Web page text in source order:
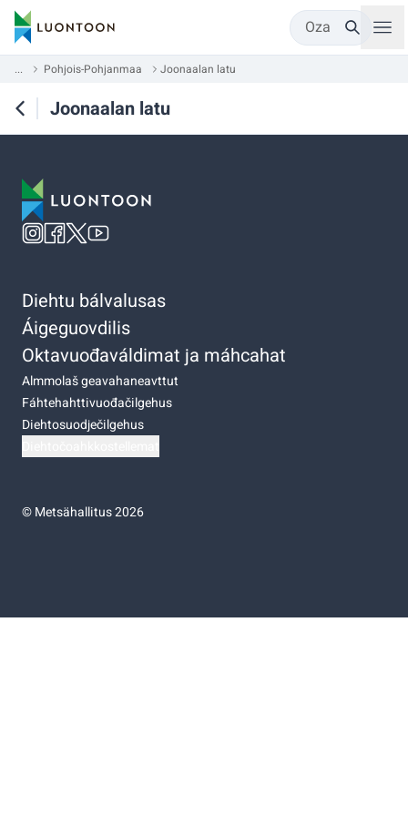
Oza
... Pohjois-Pohjanmaa Joonaalan latu
Joonaalan latu
Diehtu bálvalusas
Áigeguovdilis
Oktavuođaváldimat ja máhcahat
Almmolaš geavahaneavttut
Fáhtehahttivuođačilgehus
Diehtosuodječilgehus
©Metsähallitus 2026